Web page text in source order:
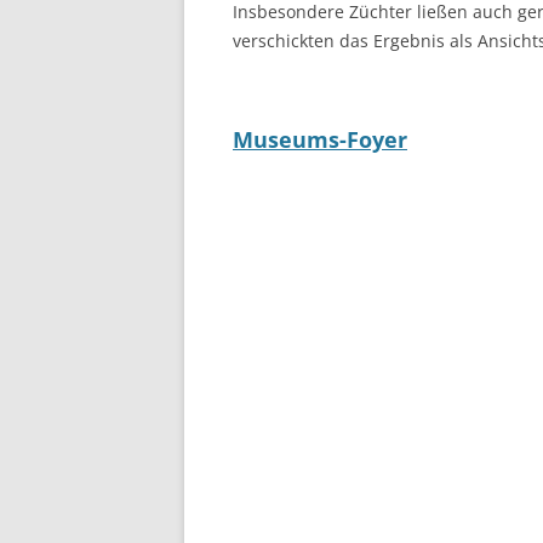
Insbesondere Züchter ließen auch
verschickten das Ergebnis als
Museums-Foyer